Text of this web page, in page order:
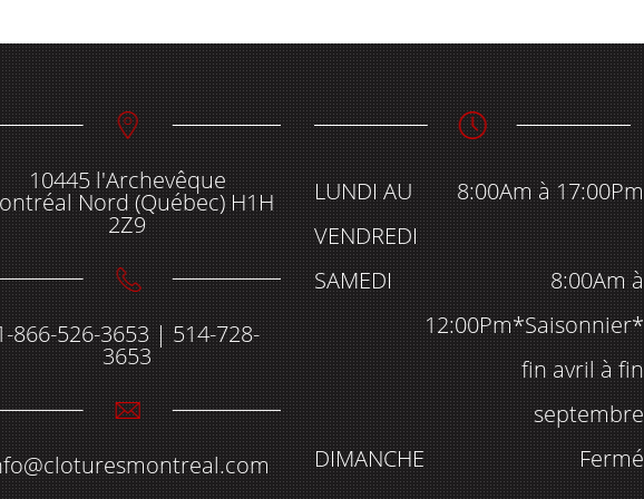
10445 l'Archevêque
Nord (Québec) H1H
2Z9
866-526-3653 | 514-728-
3653
LUNDI AU
VENDREDI
8:00Am à 17:00Pm
SAMEDI
8:00Am à
12:00Pm*Saisonnier*
fin avril à fin
septembre
DIMANCHE
Fermé